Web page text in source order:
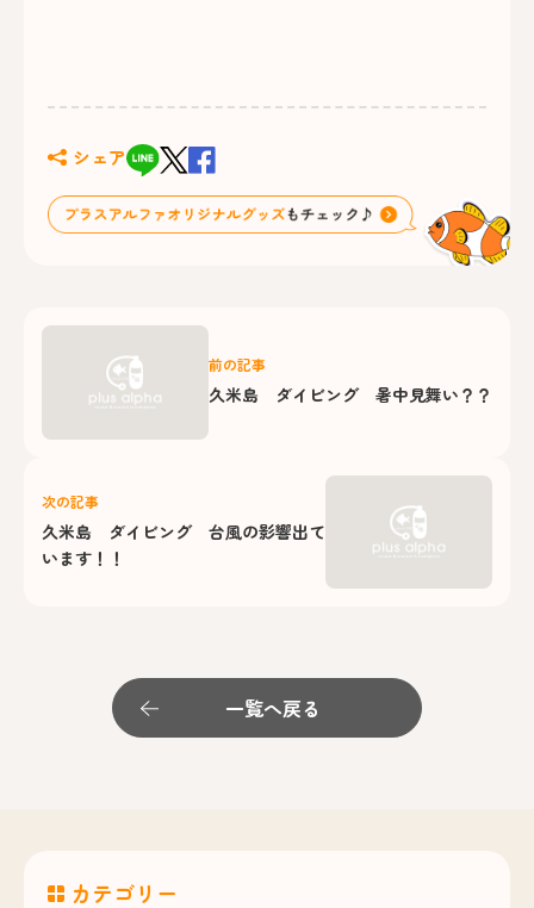
シェア
前の記事
久米島 ダイビング 暑中見舞い？？
次の記事
久米島 ダイビング 台風の影響出て
います！！
一覧へ戻る
カテゴリー